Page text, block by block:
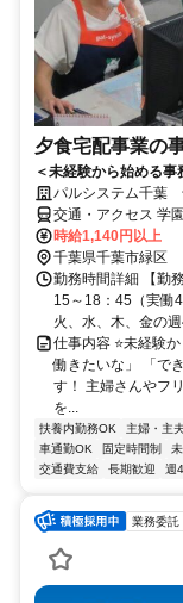
夕食宅配事業の
＜未経験から始める
パルシステム千葉
交通・アクセス 学
時給1,140円以上
千葉県千葉市緑区
勤務時間詳細 【勤
15～18：45（実働
火、水、木、金の
仕事内容 ⭐未経験
働きたいな」 「で
す！ 主婦さんやフ
を...
扶養内勤務OK 主婦・主
車通勤OK
固定時間制
交通費支給
長期歓迎 週
業務委託